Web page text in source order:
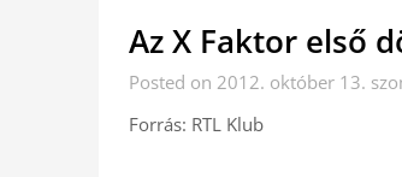
Az X Faktor első
Posted on 2012. október 13.
Forrás: RTL Klub